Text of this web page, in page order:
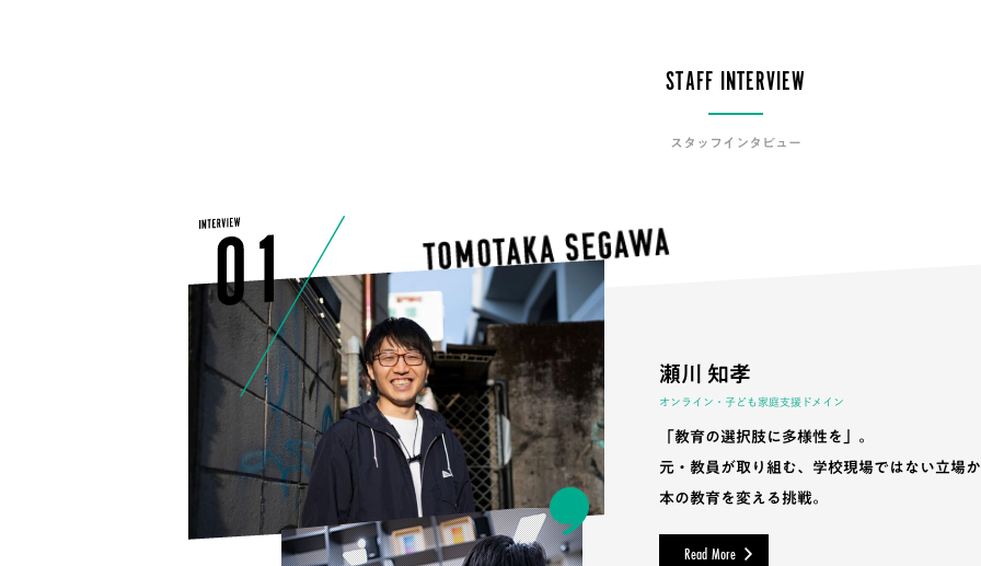
STAFF INTERVIEW
スタッフインタビュー
瀬川 知孝
オンライン・子ども家庭支援ドメイン
「教育の選択肢に多様性を」。
元・教員が取り組む、学校現場ではない立場
本の教育を変える挑戦。
Read More